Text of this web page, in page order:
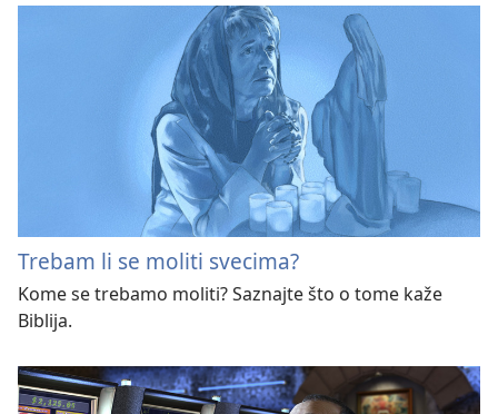
Trebam li se moliti svecima?
Kome se trebamo moliti? Saznajte što o tome kaže
Biblija.